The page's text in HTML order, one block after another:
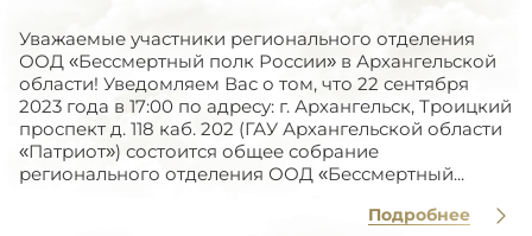
Уважаемые участники регионального отделения
ООД «Бессмертный полк России» в Архангельской
области! Уведомляем Вас о том, что 22 сентября
2023 года в 17:00 по адресу: г. Архангельск, Троицкий
проспект д. 118 каб. 202 (ГАУ Архангельской области
«Патриот») состоится общее собрание
регионального отделения ООД «Бессмертный...
Подробнее